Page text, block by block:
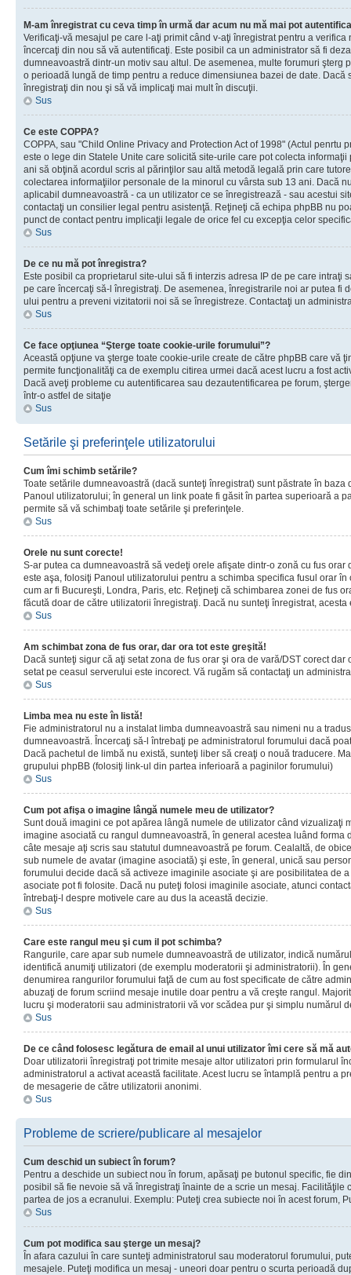
M-am înregistrat cu ceva timp în urmă dar acum nu mă mai pot
Verificaţi-vă mesajul pe care l-aţi primit când v-aţi înregistrat pentru a
încercaţi din nou să vă autentificaţi. Este posibil ca un administrator să fi
dumneavoastră dintr-un motiv sau altul. De asemenea, multe forumuri şterg
o perioadă lungă de timp pentru a reduce dimensiunea bazei de date. Dacă
înregistraţi din nou şi să vă implicaţi mai mult în discuţii.
Sus
Ce este COPPA?
COPPA, sau "Child Online Privacy and Protection Act of 1998" (Actul penrtu
este o lege din Statele Unite care solicită site-urile care pot colecta
ani să obţină acordul scris al părinţilor sau altă metodă legală prin care
colectarea informaţiilor personale de la minorul cu vârsta sub 13 ani. Dacă
aplicabil dumneavoastră - ca un utilizator ce se înregistrează - sau acestui
contactaţi un consilier legal pentru asistenţă. Reţineţi că echipa phpBB nu
punct de contact pentru implicaţii legale de orice fel cu excepţia celor
Sus
De ce nu mă pot înregistra?
Este posibil ca proprietarul site-ului să fi interzis adresa IP de pe care intraţi
pe care încercaţi să-l înregistraţi. De asemenea, înregistrarile noi ar putea fi
ului pentru a preveni vizitatorii noi să se înregistreze. Contactaţi un
Sus
Ce face opţiunea “Şterge toate cookie-urile forumului”?
Această opţiune va şterge toate cookie-urile create de către phpBB care vă
permite funcţionalităţi ca de exemplu citirea urmei dacă acest lucru a fost
Dacă aveţi probleme cu autentificarea sau dezautentificarea pe forum,
într-o astfel de sitaţie
Sus
Setările şi preferinţele utilizatorului
Cum îmi schimb setările?
Toate setările dumneavoastră (dacă sunteţi înregistrat) sunt păstrate în baza
Panoul utilizatorului; în general un link poate fi găsit în partea superioară a
permite să vă schimbaţi toate setările şi preferinţele.
Sus
Orele nu sunt corecte!
S-ar putea ca dumneavoastră să vedeţi orele afişate dintr-o zonă cu fus orar
este aşa, folosiţi Panoul utilizatorului pentru a schimba specifica fusul orar
cum ar fi Bucureşti, Londra, Paris, etc. Reţineţi că schimbarea zonei de fus
făcută doar de către utilizatorii înregistraţi. Dacă nu sunteţi înregistrat, acesta
Sus
Am schimbat zona de fus orar, dar ora tot este greşită!
Dacă sunteţi sigur că aţi setat zona de fus orar şi ora de vară/DST corect
setat pe ceasul serverului este incorect. Vă rugăm să contactaţi un
Sus
Limba mea nu este în listă!
Fie administratorul nu a instalat limba dumneavoastră sau nimeni nu a
dumneavoastră. Încercaţi să-l întrebaţi pe administratorul forumului dacă
Dacă pachetul de limbă nu există, sunteţi liber să creaţi o nouă traducere.
grupului phpBB (folosiţi link-ul din partea inferioară a paginilor forumului)
Sus
Cum pot afişa o imagine lângă numele meu de utilizator?
Sunt două imagini ce pot apărea lângă numele de utilizator când vizualizaţi
imagine asociată cu rangul dumneavoastră, în general acestea luând forma
câte mesaje aţi scris sau statutul dumneavoastră pe forum. Cealaltă, de
sub numele de avatar (imagine asociată) şi este, în general, unică sau
forumului decide dacă să activeze imaginile asociate şi are posibilitatea de
asociate pot fi folosite. Dacă nu puteţi folosi imaginile asociate, atunci
întrebaţi-l despre motivele care au dus la această decizie.
Sus
Care este rangul meu şi cum il pot schimba?
Rangurile, care apar sub numele dumneavoastră de utilizator, indică
identifică anumiţi utilizatori (de exemplu moderatorii şi administratorii). În
denumirea rangurilor forumului faţă de cum au fost specificate de către
abuzaţi de forum scriind mesaje inutile doar pentru a vă creşte rangul.
lucru şi moderatorii sau administratorii vă vor scădea pur şi simplu numărul
Sus
De ce când folosesc legătura de email al unui utilizator îmi cere să mă
Doar utilizatorii înregistraţi pot trimite mesaje altor utilizatori prin formularul
administratorul a activat această facilitate. Acest lucru se întamplă pentru a
de mesagerie de către utilizatorii anonimi.
Sus
Probleme de scriere/publicare al mesajelor
Cum deschid un subiect în forum?
Pentru a deschide un subiect nou în forum, apăsaţi pe butonul specific, fie
posibil să fie nevoie să vă înregistraţi înainte de a scrie un mesaj. Facilităţile
partea de jos a ecranului. Exemplu: Puteţi crea subiecte noi în acest forum,
Sus
Cum pot modifica sau şterge un mesaj?
În afara cazului în care sunteţi administratorul sau moderatorul forumului,
mesajele. Puteţi modifica un mesaj - uneori doar pentru o scurta perioadă